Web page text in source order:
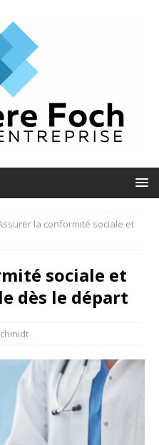
la conformité sociale et
sociale et
dès le départ